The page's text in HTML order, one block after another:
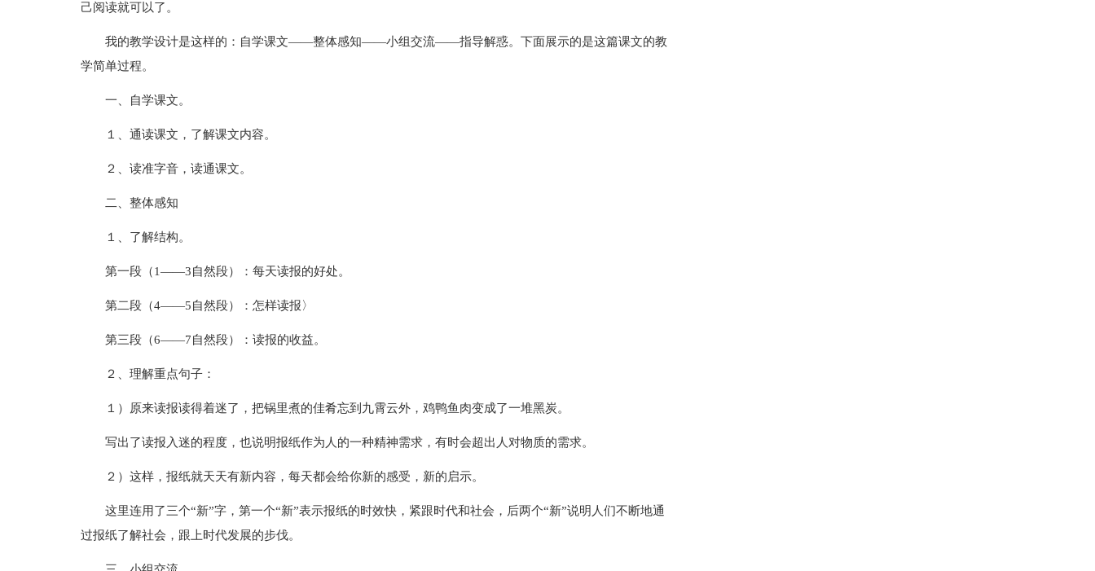
己阅读就可以了。
我的教学设计是这样的：自学课文――整体感知――小组交流――指导解惑。下面展示的是这篇课文的教
学简单过程。
一、自学课文。
１、通读课文，了解课文内容。
２、读准字音，读通课文。
二、整体感知
１、了解结构。
第一段（1——3自然段）：每天读报的好处。
第二段（4——5自然段）：怎样读报〉
第三段（6——7自然段）：读报的收益。
２、理解重点句子：
１）原来读报读得着迷了，把锅里煮的佳肴忘到九霄云外，鸡鸭鱼肉变成了一堆黑炭。
写出了读报入迷的程度，也说明报纸作为人的一种精神需求，有时会超出人对物质的需求。
２）这样，报纸就天天有新内容，每天都会给你新的感受，新的启示。
这里连用了三个“新”字，第一个“新”表示报纸的时效快，紧跟时代和社会，后两个“新”说明人们不断地通
过报纸了解社会，跟上时代发展的步伐。